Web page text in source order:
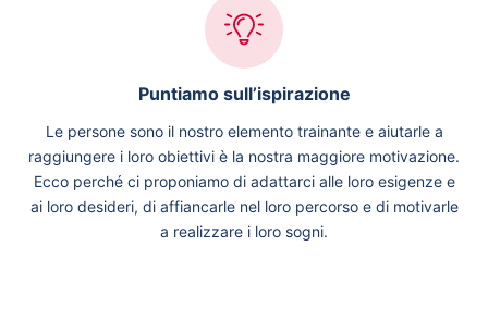
Puntiamo sull’ispirazione
Le persone sono il nostro elemento trainante e aiutarle a
raggiungere i loro obiettivi è la nostra maggiore motivazione.
Ecco perché ci proponiamo di adattarci alle loro esigenze e
ai loro desideri, di affiancarle nel loro percorso e di motivarle
a realizzare i loro sogni.